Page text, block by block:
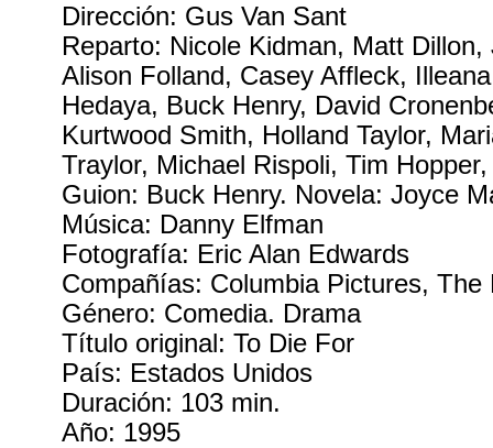
Dirección: Gus Van Sant
Reparto: Nicole Kidman, Matt
Alison Folland, Casey Affleck,
Hedaya, Buck Henry, David
Kurtwood Smith, Holland Taylor,
Traylor, Michael Rispoli, Tim
Guion: Buck Henry. Novela: Joyce
Música: Danny Elfman
Fotografía: Eric Alan Edwards
Compañías: Columbia Pictures, The
Género: Comedia. Drama
Título original: To Die For
País: Estados Unidos
Duración: 103 min.
Año: 1995